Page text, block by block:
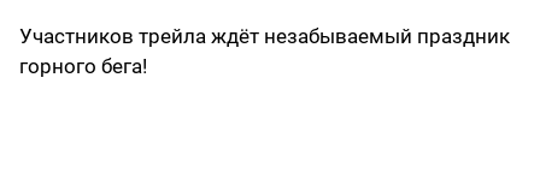
Участников трейла ждёт незабываемый праздник
горного бега!